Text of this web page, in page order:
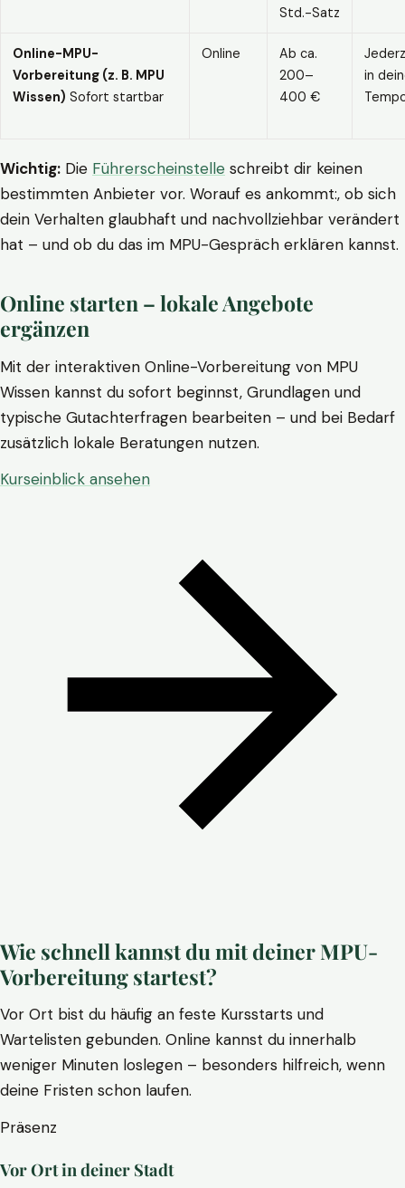
Std.-Satz
Online-MPU-
Vorbereitung (z. B. MPU
Wissen) Sofort startbar
Online
Ab ca.
200–
400 €
in
Wichtig: Die Führerscheinstelle schreibt dir keinen
bestimmten Anbieter vor. Worauf es ankommt:, ob sich
dein Verhalten glaubhaft und nachvollziehbar verändert
hat – und ob du das im MPU-Gespräch erklären kannst.
Online starten – lokale Angebote
ergänzen
Mit der interaktiven Online-Vorbereitung von MPU
Wissen kannst du sofort beginnst, Grundlagen und
typische Gutachterfragen bearbeiten – und bei Bedarf
zusätzlich lokale Beratungen nutzen.
Kurseinblick ansehen
Wie schnell kannst du mit deiner MPU-
Vorbereitung startest?
Vor Ort bist du häufig an feste Kursstarts und
Wartelisten gebunden. Online kannst du innerhalb
weniger Minuten loslegen – besonders hilfreich, wenn
deine Fristen schon laufen.
Präsenz
Vor Ort in deiner Stadt